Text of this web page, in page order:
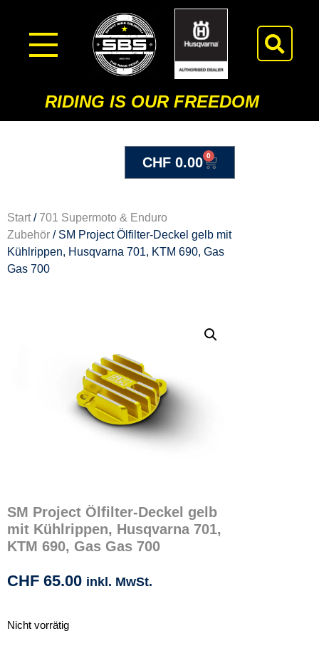
RIDING IS OUR FREEDOM
CHF 0.00 0
Start / 701 Supermoto & Enduro
Zubehör / SM Project Ölfilter-Deckel gelb mit
Kühlrippen, Husqvarna 701, KTM 690, Gas
Gas 700
SM Project Ölfilter-Deckel gelb
mit Kühlrippen, Husqvarna 701,
KTM 690, Gas Gas 700
CHF 65.00 inkl. MwSt.
Nicht vorrätig